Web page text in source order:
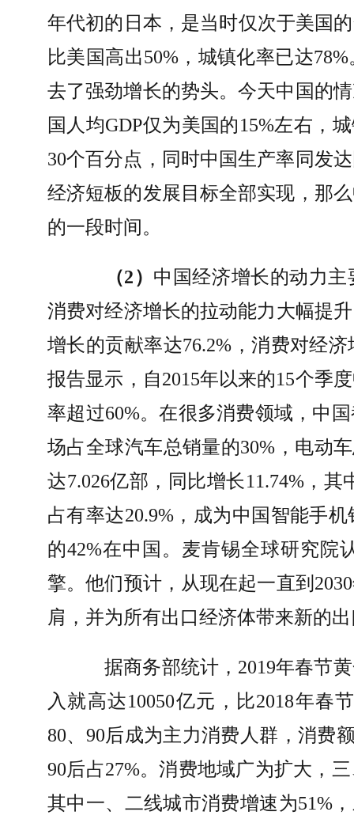
年代初的日本，是当时仅次于美国
比美国高出50%，城镇化率已达78%
去了强劲增长的势头。今天中国的
国人均GDP仅为美国的15%左右，
30个百分点，同时中国生产率同发
经济短板的发展目标全部实现，那
的一段时间。
（2） 中国经济增长的动力
消费对经济增长的拉动能力大幅提
增长的贡献率达76.2% ，消费对经
报告显示，自2015年以来的15个季
率超过60%。在很多消费领域，中
场占全球汽车总销量的30% ，电动
达7.026亿部，同比增长11.74%，其
占有率达20.9%，成为中国智能手
的42%在中国。麦肯锡全球研究院
擎。他们预计，从现在起一直到 2030
肩，并为所有出口经济体带来新的
据商务部统计， 2019年春节
入就高达10050亿元，比2018年春
80、 90后成为主力消费人群，消费
90后占27%。消费地域广为扩大，
其中一、二线城市消费增速为51%